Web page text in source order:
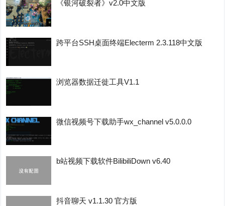
《银河破裂者》v2.0中文版
跨平台SSH桌面终端Electerm 2.3.118中文版
浏览器数据迁徙工具V1.1
微信视频号下载助手wx_channel v5.0.0.0
b站视频下载软件BilibiliDown v6.40
抖音聊天 v1.1.30 官方版